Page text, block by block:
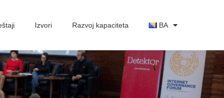
Izvori Razvoj kapaciteta BA